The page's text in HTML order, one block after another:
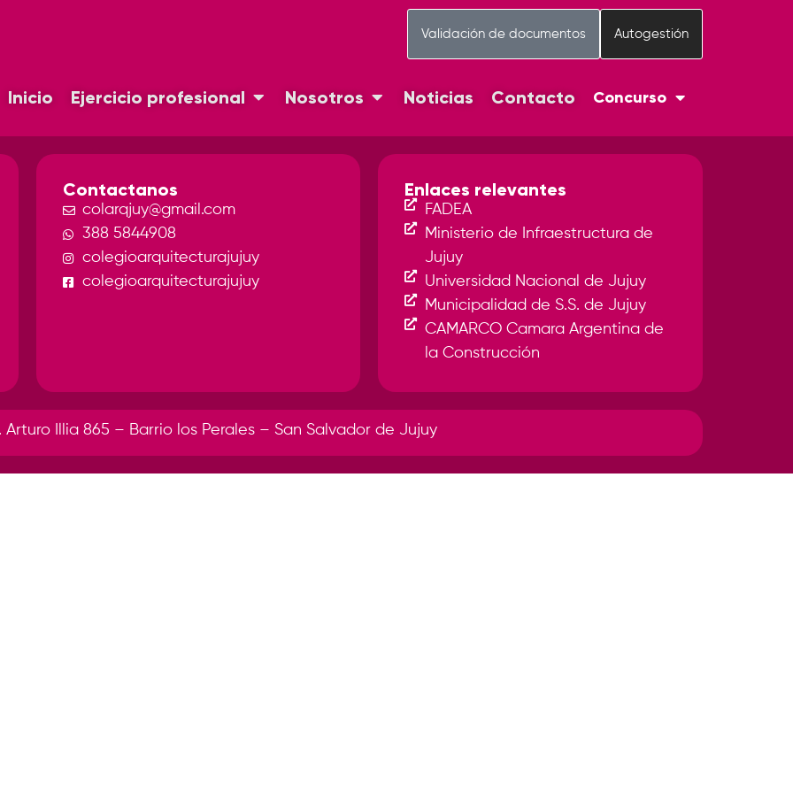
Autogestión
Validación de documentos
Inicio Ejercicio profesional Nosotros Noticias Contacto Concurso
Contactanos
colarqjuy@gmail.com
388 5844908
colegioarquitecturajujuy
colegioarquitecturajujuy
Enlaces relevantes
FADEA
Ministerio de Infraestructura de
Jujuy
Universidad Nacional de Jujuy
Municipalidad de S.S. de Jujuy
CAMARCO Camara Argentina de
la Construcción
Arturo Illia 865 – Barrio los Perales – San Salvador de Jujuy